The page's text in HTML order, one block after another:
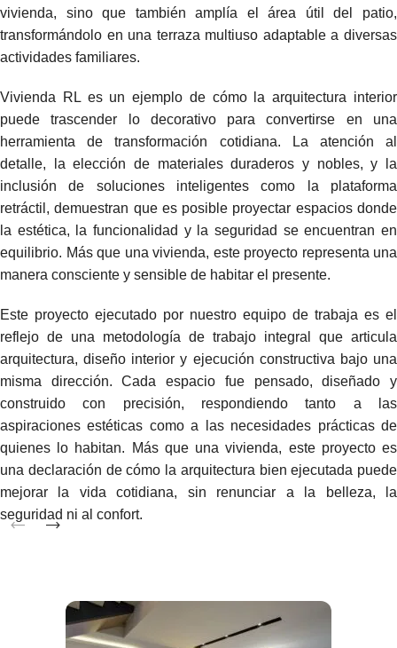
vivienda, sino que también amplía el área útil del patio,
transformándolo en una terraza multiuso adaptable a diversas
actividades familiares.
Vivienda RL es un ejemplo de cómo la arquitectura interior
puede trascender lo decorativo para convertirse en una
herramienta de transformación cotidiana. La atención al
detalle, la elección de materiales duraderos y nobles, y la
inclusión de soluciones inteligentes como la plataforma
retráctil, demuestran que es posible proyectar espacios donde
la estética, la funcionalidad y la seguridad se encuentran en
equilibrio. Más que una vivienda, este proyecto representa una
manera consciente y sensible de habitar el presente.
Este proyecto ejecutado por nuestro equipo de trabaja es el
reflejo de una metodología de trabajo integral que articula
arquitectura, diseño interior y ejecución constructiva bajo una
misma dirección. Cada espacio fue pensado, diseñado y
construido con precisión, respondiendo tanto a las
aspiraciones estéticas como a las necesidades prácticas de
quienes lo habitan. Más que una vivienda, este proyecto es
una declaración de cómo la arquitectura bien ejecutada puede
mejorar la vida cotidiana, sin renunciar a la belleza, la
seguridad ni al confort.